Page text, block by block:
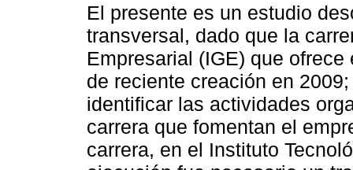
El presente es un estudio
transversal, dado que la
Empresarial (IGE) que
de reciente creación en
identificar las actividades
carrera que fomentan el
carrera, en el Instituto